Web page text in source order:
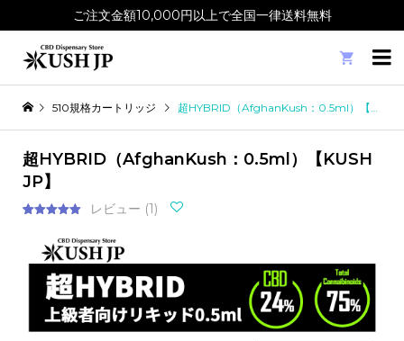
ご注文金額10,000円以上で全国一律送料無料

510規格カートリッジ 超HYBRID（AfghanKush：0.5ml）【KUSH JP】
超HYBRID（AfghanKush：0.5ml）【KUSH
JP】
く5段階評
価のうち、
レビュー (1)